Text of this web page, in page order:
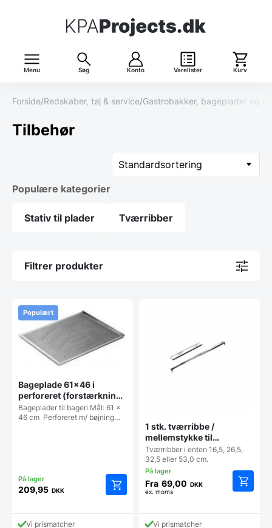
Menu Søg Konto Varelister Kurv
Forside/Redskaber, tøj & service/Gastrobakker, bageplader og
Tilbehør
Populære kategorier
Stativ til plader Tværribber
Filtrer produkter
Populært
Bageplade 61×46 i
perforeret (forstærkning i
ender)
Bageplader til bageri Mål: 61 x
46 cm Perforeret m/ bøjning…
209,95 DKK
Vi prismatcher
1 stk. tværribbe /
mellemstykke til
salatbarog køleopsats
Tværribber i enten 16,5, 26,5,
32,5 eller 53,0 cm.
Fra 69,00 DKK
ex. moms
Vi prismatcher